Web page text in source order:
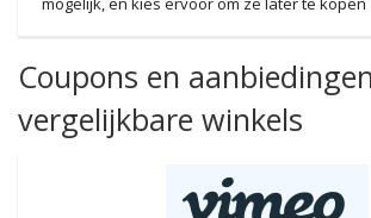
Coupons en
vergelijkbare winkels